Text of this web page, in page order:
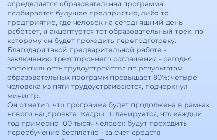
определяется образовательная программа,
подбирается будущее предприятие, либо то
предприятие, где человек на сегодняшний день
работает, и акцептуется тот образовательный трек, по
которому он будет проходить переподготовку.
Благодаря такой предварительной работе -
заключению трехстороннего соглашения - сегодня
эффективность трудоустройства по результатам
образовательных программ превышает 80%: четыре
человека из пяти трудоустраиваются, подчеркнул
министр.
Он отметил, что программа будет продолжена в рамках
нового нацпроекта "Кадры". Планируется, что каждый
год примерно 100 тысяч человек будут проходить
переобучение бесплатно - за счет средств